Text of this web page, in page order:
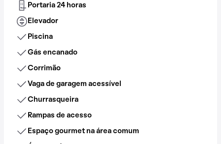
Portaria 24 horas
Elevador
Piscina
Gás encanado
Corrimão
Vaga de garagem acessível
Churrasqueira
Rampas de acesso
Espaço gourmet na área comum